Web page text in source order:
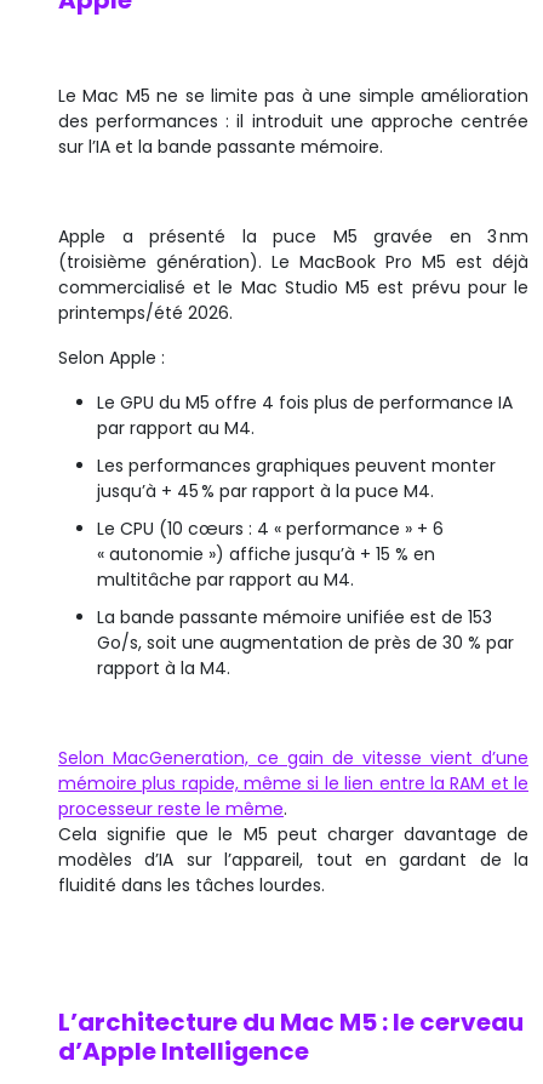
Le Mac M5 ne se limite pas à une simple amélioration
des performances : il introduit une approche centrée
sur l’IA et la bande passante mémoire.
Apple a présenté la puce M5 gravée en 3 nm
(troisième génération). Le MacBook Pro M5 est déjà
commercialisé et le Mac Studio M5 est prévu pour le
printemps/été 2026.
Selon Apple :
Le GPU du M5 offre 4 fois plus de performance IA
par rapport au M4.
Les performances graphiques peuvent monter
jusqu’à + 45 % par rapport à la puce M4.
Le CPU (10 cœurs : 4 « performance » + 6
« autonomie ») affiche jusqu’à + 15 % en
multitâche par rapport au M4.
La bande passante mémoire unifiée est de 153
Go/s, soit une augmentation de près de 30 % par
rapport à la M4.
Selon MacGeneration, ce gain de vitesse vient d’une
mémoire plus rapide, même si le lien entre la RAM et le
processeur reste le même.
Cela signifie que le M5 peut charger davantage de
modèles d’IA sur l’appareil, tout en gardant de la
fluidité dans les tâches lourdes.
L’architecture du Mac M5 : le cerveau
d’Apple Intelligence